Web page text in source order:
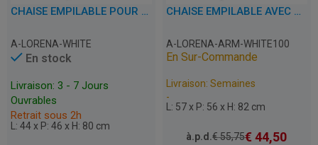
CHAISE EMPILABLE POUR TERRASSE, CAFÉ, RESTAURANT ET HORECA – LORENA – PLASTIQUE
A-LORENA-WHITE
En stock
Livraison: 3 - 7 Jours
Ouvrables
Retrait sous 2h
L: 44 x P: 46 x H: 80 cm
CHAISE EMPILABLE AVEC ACCOUDOIRS POUR TERRASSE, CAFÉ, RESTAURANT ET HORECA – LORENA – PLASTIQUE
A-LORENA-ARM-WHITE100
En Sur-Commande
Livraison: Semaines
-
L: 57 x P: 56 x H: 82 cm
à.p.d.€55,75€ 44,50